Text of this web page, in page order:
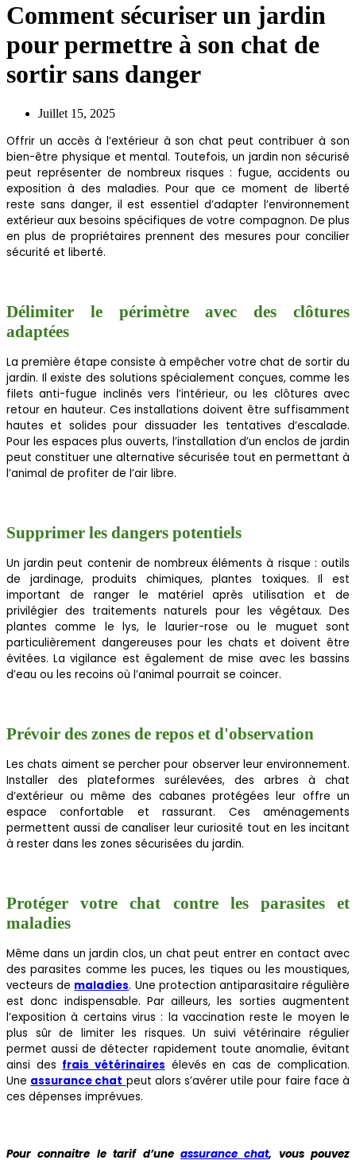
Comment sécuriser un jardin
pour permettre à son chat de
sortir sans danger
Juillet 15, 2025
Offrir un accès à l’extérieur à son chat peut contribuer à son
bien-être physique et mental. Toutefois, un jardin non sécurisé
peut représenter de nombreux risques : fugue, accidents ou
exposition à des maladies. Pour que ce moment de liberté
reste sans danger, il est essentiel d’adapter l’environnement
extérieur aux besoins spécifiques de votre compagnon. De plus
en plus de propriétaires prennent des mesures pour concilier
sécurité et liberté.
Délimiter le périmètre avec des clôtures
adaptées
La première étape consiste à empêcher votre chat de sortir du
jardin. Il existe des solutions spécialement conçues, comme les
filets anti-fugue inclinés vers l’intérieur, ou les clôtures avec
retour en hauteur. Ces installations doivent être suffisamment
hautes et solides pour dissuader les tentatives d’escalade.
Pour les espaces plus ouverts, l’installation d’un enclos de jardin
peut constituer une alternative sécurisée tout en permettant à
l’animal de profiter de l’air libre.
Supprimer les dangers potentiels
Un jardin peut contenir de nombreux éléments à risque : outils
de jardinage, produits chimiques, plantes toxiques. Il est
important de ranger le matériel après utilisation et de
privilégier des traitements naturels pour les végétaux. Des
plantes comme le lys, le laurier-rose ou le muguet sont
particulièrement dangereuses pour les chats et doivent être
évitées. La vigilance est également de mise avec les bassins
d’eau ou les recoins où l’animal pourrait se coincer.
Prévoir des zones de repos et d'observation
Les chats aiment se percher pour observer leur environnement.
Installer des plateformes surélevées, des arbres à chat
d’extérieur ou même des cabanes protégées leur offre un
espace confortable et rassurant. Ces aménagements
permettent aussi de canaliser leur curiosité tout en les incitant
à rester dans les zones sécurisées du jardin.
Protéger votre chat contre les parasites et
maladies
Même dans un jardin clos, un chat peut entrer en contact avec
des parasites comme les puces, les tiques ou les moustiques,
vecteurs de maladies. Une protection antiparasitaire régulière
est donc indispensable. Par ailleurs, les sorties augmentent
l’exposition à certains virus : la vaccination reste le moyen le
plus sûr de limiter les risques. Un suivi vétérinaire régulier
permet aussi de détecter rapidement toute anomalie, évitant
ainsi des frais vétérinaires élevés en cas de complication.
Une assurance chat peut alors s’avérer utile pour faire face à
ces dépenses imprévues.
Pour connaitre le tarif d’une assurance chat, vous pouvez